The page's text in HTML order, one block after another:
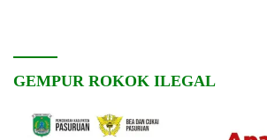
GEMPUR ROKOK ILEGAL